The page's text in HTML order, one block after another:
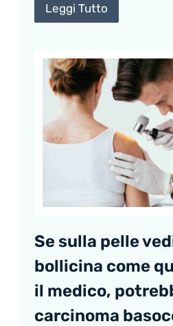
Leggi Tutto
Se sulla pelle
bollicina come
il medico,
carcinoma